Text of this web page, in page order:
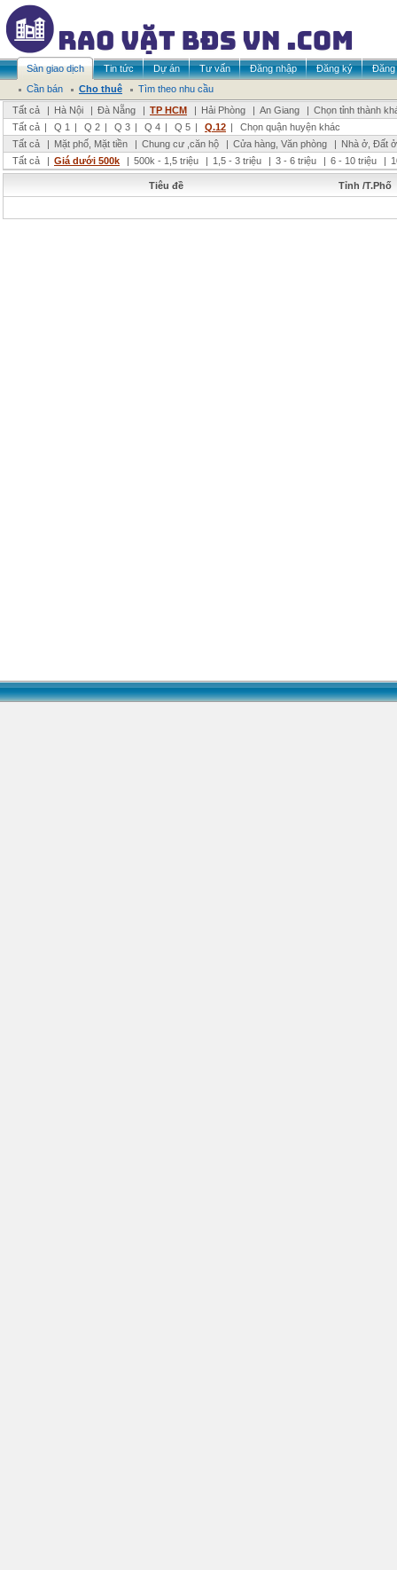
Sàn giao dịch Tin tức Dự án Tư vấn Đăng nhập Đăng ký
Đăng
Cần bán
Cho thuê
Tìm theo nhu cầu
Tất cả
| Hà Nội | Đà Nẵng | TP HCM | Hải Phòng | An Giang | Chọn tỉnh thành
Tất cả | Q 1 | Q 2 | Q 3 | Q 4 | Q 5 | Q.12 |
Chọn quận huyện khác
Tất cả
| Mặt phố, Mặt tiền | Chung cư ,căn hộ | Cửa hàng, Văn phòng | Nhà ở, Đất ở
Tất cả
| Giá dưới 500k | 500k - 1,5 triệu | 1,5 - 3 triệu | 3 - 6 triệu | 6 - 10 triệu |
Tiêu đề Tỉnh /T.Phố